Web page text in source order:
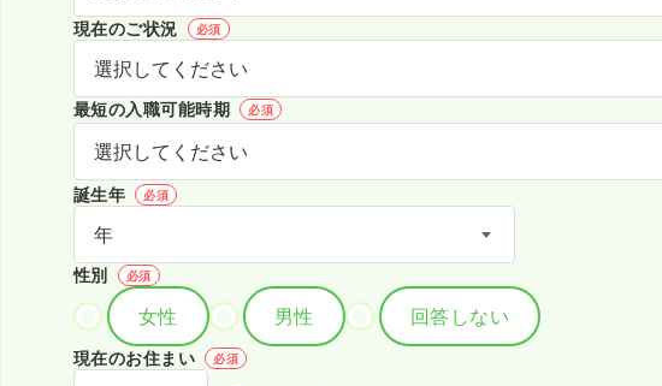
現在のご状況 必須
最短の入職可能時期 必須
誕生年 必須
性別 必須
女性 男性 回答しない
現在のお住まい 必須